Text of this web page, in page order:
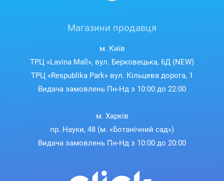
Магазини продавця
м. Київ
ТРЦ «Lavina Mall», вул. Берковецька, 6Д (NEW)
ТРЦ «Respublika Park» вул. Кільцева дорога, 1
Видача замовлень Пн-Нд з 10:00 до 22:00
м. Харків
пр. Науки, 48 (м. «Ботанічний сад»)
Видача замовлень Пн-Нд з 10:00 до 20:00